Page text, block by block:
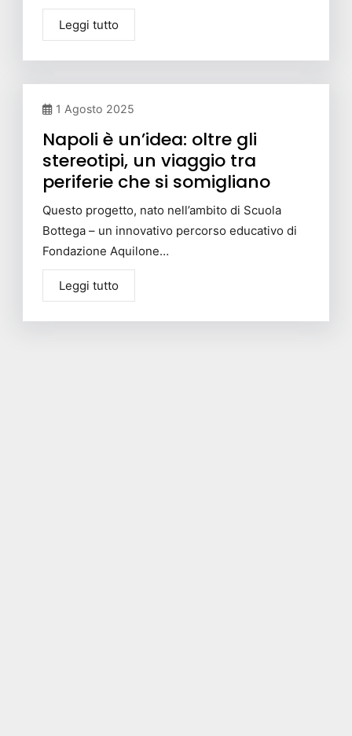
Leggi tutto
1 Agosto 2025
Napoli è un’idea: oltre gli
stereotipi, un viaggio tra
periferie che si somigliano
Questo progetto, nato nell’ambito di Scuola
Bottega – un innovativo percorso educativo di
Fondazione Aquilone…
Leggi tutto